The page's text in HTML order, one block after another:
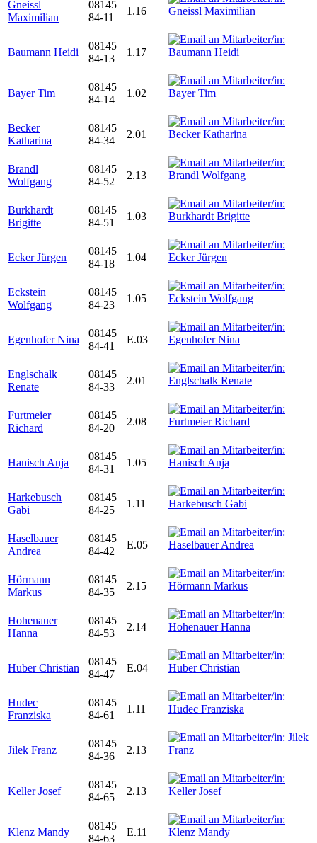
Gneissl
Maximilian
08145
84-11
1.16
Baumann Heidi
08145
84-13
1.17
Bayer Tim
08145
84-14
1.02
Becker
Katharina
08145
84-34
2.01
Brandl
Wolfgang
08145
84-52
2.13
Burkhardt
Brigitte
08145
84-51
1.03
Ecker Jürgen
08145
84-18
1.04
Eckstein
Wolfgang
08145
84-23
1.05
Egenhofer Nina
08145
84-41
E.03
Englschalk
Renate
08145
84-33
2.01
Furtmeier
Richard
08145
84-20
2.08
Hanisch Anja
08145
84-31
1.05
Harkebusch
Gabi
08145
84-25
1.11
Haselbauer
Andrea
08145
84-42
E.05
Hörmann
Markus
08145
84-35
2.15
Hohenauer
Hanna
08145
84-53
2.14
Huber Christian
08145
84-47
E.04
Hudec
Franziska
08145
84-61
1.11
Jilek Franz
08145
84-36
2.13
Keller Josef
08145
84-65
2.13
Klenz Mandy
08145
84-63
E.11